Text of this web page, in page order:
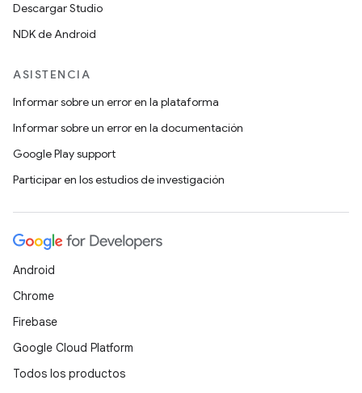
Descargar Studio
NDK de Android
ASISTENCIA
Informar sobre un error en la plataforma
Informar sobre un error en la documentación
Google Play support
Participar en los estudios de investigación
Android
Chrome
Firebase
Google Cloud Platform
Todos los productos